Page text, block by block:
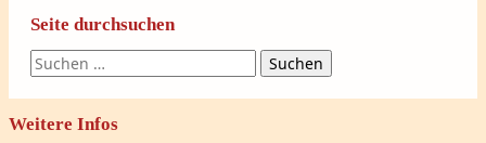
Seite durchsuchen
Suchen
nach:
Weitere Infos